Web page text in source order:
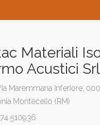
Materiali
Acustici Srl
Maremmana Inferiore,
Montecelio (RM)
510936